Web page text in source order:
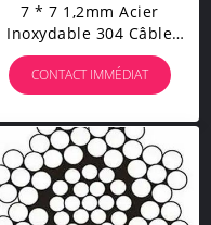
7 * 7 1,2mm Acier
Inoxydable 304 Câble
Métallique Garde - Corps
Personnalisé Ligne De
Pêche
CONTACT IMMÉDIAT